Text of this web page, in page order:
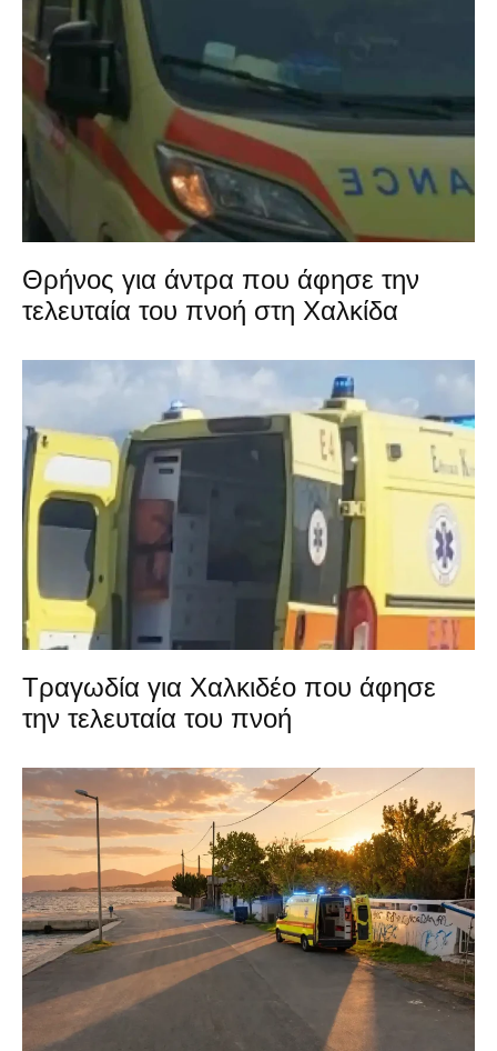
Θρήνος για άντρα που άφησε την
τελευταία του πνοή στη Χαλκίδα
Τραγωδία για Χαλκιδέο που άφησε
την τελευταία του πνοή